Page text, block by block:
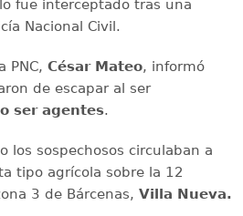
fue interceptado tras una
Nacional Civil.
PNC, César Mateo, informó
de escapar al ser
ser agentes.
los sospechosos circulaban a
tipo agrícola sobre la 12
3 de Bárcenas, Villa Nueva.